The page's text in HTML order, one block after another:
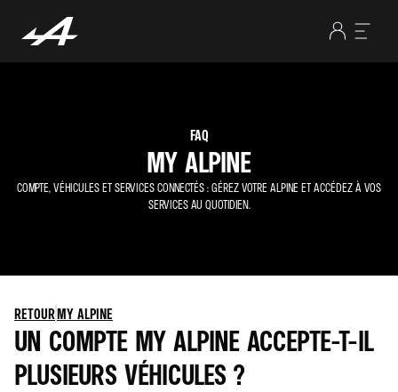
FAQ
MY ALPINE
COMPTE, VÉHICULES ET SERVICES CONNECTÉS : GÉREZ VOTRE ALPINE ET ACCÉDEZ À VOS
SERVICES AU QUOTIDIEN.
RETOURMY ALPINE
UN COMPTE MY ALPINE ACCEPTE-T-IL
PLUSIEURS VÉHICULES ?